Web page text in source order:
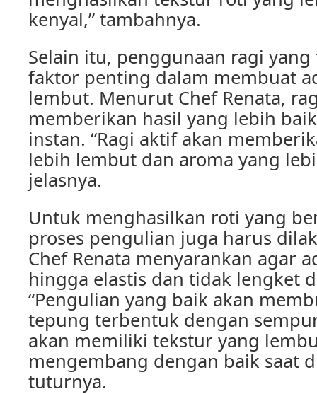
kenyal,” tambahnya.
Selain itu, penggunaan ragi
faktor penting dalam membuat
lembut. Menurut Chef Renata,
memberikan hasil yang lebih
instan. “Ragi aktif akan
lebih lembut dan aroma yang
jelasnya.
Untuk menghasilkan roti yang
proses pengulian juga harus
Chef Renata menyarankan agar
hingga elastis dan tidak lengket
“Pengulian yang baik akan
tepung terbentuk dengan
akan memiliki tekstur yang
mengembang dengan baik saat
tuturnya.